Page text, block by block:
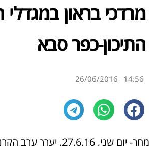
מרדכי בראון במגדלי
התיכון-כפר סבא
14:56
26/06/2016
מחר- יום שני, 27.6.16,